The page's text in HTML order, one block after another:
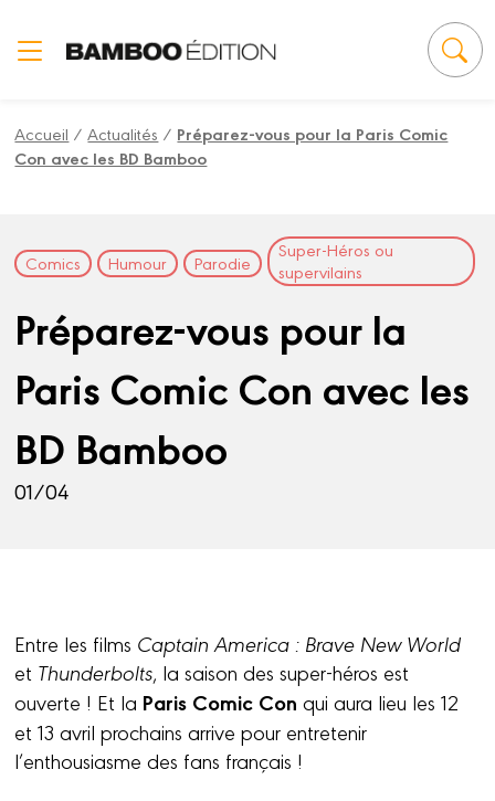
Accueil /Actualités / Préparez-vous pour la Paris Comic
Con avec les BD Bamboo
Comics Humour Parodie
Super-Héros ou
supervilains
Préparez-vous pour la
Paris Comic Con avec les
BD Bamboo
01/04
Entre les films Captain America : Brave New World
et Thunderbolts, la saison des super-héros est
ouverte ! Et la Paris Comic Conqui aura lieu les 12
et 13 avril prochains arrive pour entretenir
l’enthousiasme des fans français !